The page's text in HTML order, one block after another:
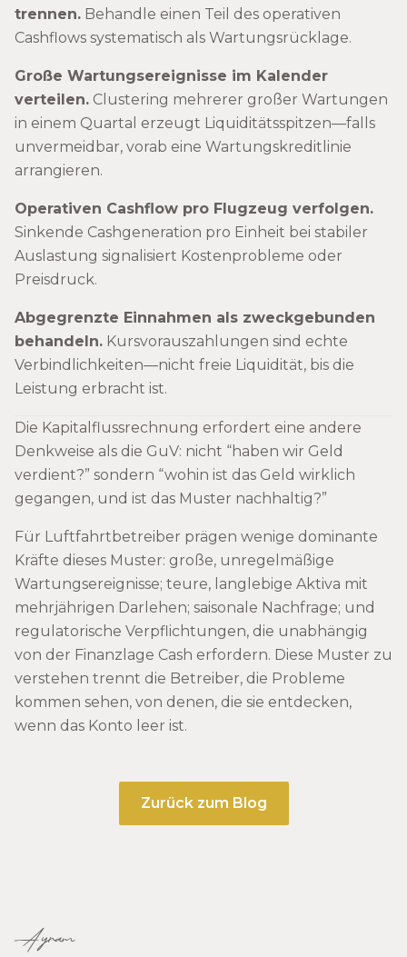
trennen. Behandle einen Teil des operativen
Cashflows systematisch als Wartungsrücklage.
Große Wartungsereignisse im Kalender
verteilen. Clustering mehrerer großer Wartungen
in einem Quartal erzeugt Liquiditätsspitzen—falls
unvermeidbar, vorab eine Wartungskreditlinie
arrangieren.
Operativen Cashflow pro Flugzeug verfolgen.
Sinkende Cashgeneration pro Einheit bei stabiler
Auslastung signalisiert Kostenprobleme oder
Preisdruck.
Abgegrenzte Einnahmen als zweckgebunden
behandeln. Kursvorauszahlungen sind echte
Verbindlichkeiten—nicht freie Liquidität, bis die
Leistung erbracht ist.
Die Kapitalflussrechnung erfordert eine andere
Denkweise als die GuV: nicht “haben wir Geld
verdient?” sondern “wohin ist das Geld wirklich
gegangen, und ist das Muster nachhaltig?”
Für Luftfahrtbetreiber prägen wenige dominante
Kräfte dieses Muster: große, unregelmäßige
Wartungsereignisse; teure, langlebige Aktiva mit
mehrjährigen Darlehen; saisonale Nachfrage; und
regulatorische Verpflichtungen, die unabhängig
von der Finanzlage Cash erfordern. Diese Muster zu
verstehen trennt die Betreiber, die Probleme
kommen sehen, von denen, die sie entdecken,
wenn das Konto leer ist.
Zurück zum Blog
Ayram